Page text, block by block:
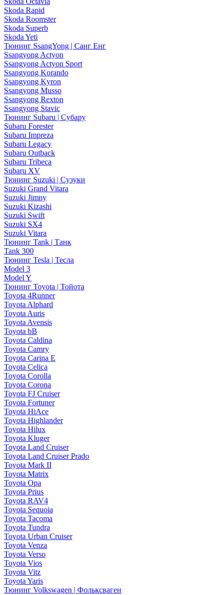
Skoda Rapid
Skoda Roomster
Skoda Superb
Skoda Yeti
Тюнинг SsangYong | Санг Енг
Ssangyong Actyon
Ssangyong Actyon Sport
Ssangyong Korando
Ssangyong Kyron
Ssangyong Musso
Ssangyong Rexton
Ssangyong Stavic
Тюнинг Subaru | Субару
Subaru Forester
Subaru Impreza
Subaru Legacy
Subaru Outback
Subaru Tribeca
Subaru XV
Тюнинг Suzuki | Сузуки
Suzuki Grand Vitara
Suzuki Jimny
Suzuki Kizashi
Suzuki Swift
Suzuki SX4
Suzuki Vitara
Тюнинг Tank | Танк
Tank 300
Тюнинг Tesla | Тесла
Model 3
Model Y
Тюнинг Toyota | Тойота
Toyota 4Runner
Toyota Alphard
Toyota Auris
Toyota Avensis
Toyota bB
Toyota Caldina
Toyota Camry
Toyota Carina E
Toyota Celica
Toyota Corolla
Toyota Corona
Toyota FJ Cruiser
Toyota Fortuner
Toyota HiAce
Toyota Highlander
Toyota Hilux
Toyota Kluger
Toyota Land Cruiser
Toyota Land Cruiser Prado
Toyota Mark II
Toyota Matrix
Toyota Opa
Toyota Prius
Toyota RAV4
Toyota Sequoia
Toyota Tacoma
Toyota Tundra
Toyota Urban Cruiser
Toyota Venza
Toyota Verso
Toyota Vios
Toyota Vitz
Toyota Yaris
Тюнинг Volkswagen | Фольксваген